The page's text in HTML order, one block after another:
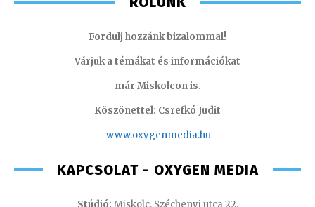
Fordulj hozzánk bizalommal!
Várjuk a témákat és információkat
már Miskolcon is.
Köszönettel: Csrefkó Judit
www.oxygenmedia.hu
KAPCSOLAT - OXYGEN MEDIA
Stúdió: Miskolc, Széchenyi utca 22.